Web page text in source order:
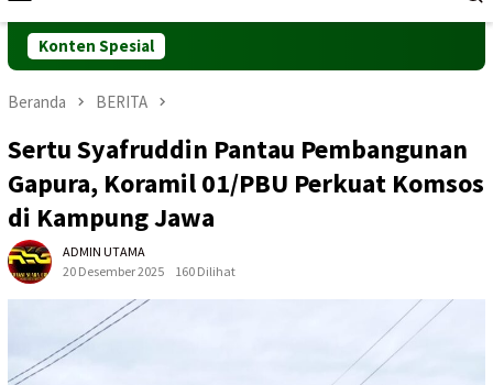
Mobile
Konten Spesial
Beranda BERITA
Sertu Syafruddin Pantau Pembangunan
Gapura, Koramil 01/PBU Perkuat Komsos
di Kampung Jawa
ADMIN UTAMA
20 Desember 2025
160 Dilihat